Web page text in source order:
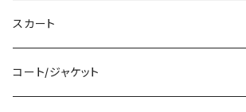
シャツ/ブラウス
ベアトップ/チューブトップ
ミディアム/ミモレ
ロング/マキシ
ショート丈
クロップド丈
スカート
ミニ/ショート
コート/ジャケット